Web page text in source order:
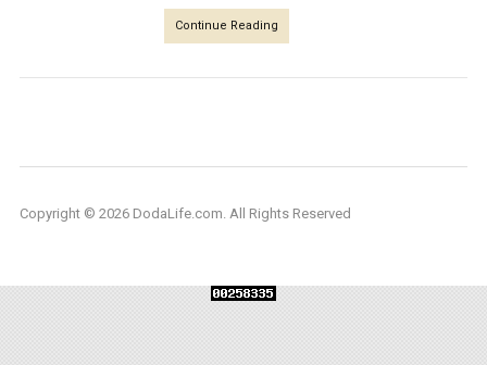
Continue Reading
Copyright © 2026 DodaLife.com. All Rights Reserved